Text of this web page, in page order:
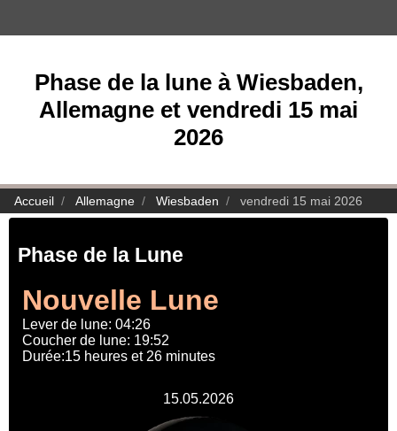
Phase de la lune à Wiesbaden,
Allemagne et vendredi 15 mai
2026
Accueil Allemagne Wiesbaden vendredi 15 mai 2026
Phase de la Lune
Nouvelle Lune
Lever de lune: 04:26
Coucher de lune: 19:52
Durée:15 heures et 26 minutes
15.05.2026